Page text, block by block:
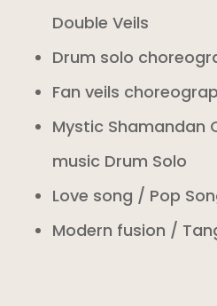
Double Veils
Drum solo
Fan veils
Mystic Shamandan
music Drum Solo
Love song / Pop
Modern fusion /